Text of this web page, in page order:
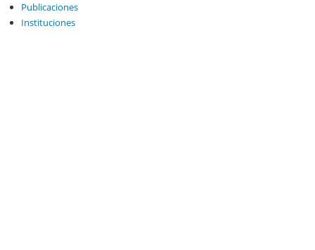
Publicaciones
Instituciones